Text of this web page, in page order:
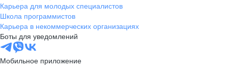
Карьера для молодых специалистов
Школа программистов
Карьера в некоммерческих организациях
Боты для уведомлений
Мобильное приложение